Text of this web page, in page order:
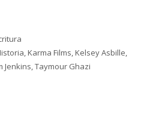
,Karma Films,Kelsey Asbille,
Jenkins,Taymour Ghazi